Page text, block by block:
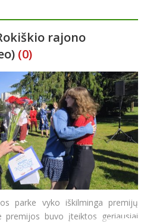
savo gyvenimo aprašymą
rajono
(0)
parke vyko iškilminga premijų
premijos buvo įteiktos geriausiai